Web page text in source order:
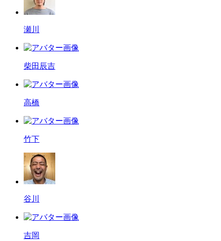
瀬川
柴田辰吉
高橋
竹下
谷川
吉岡